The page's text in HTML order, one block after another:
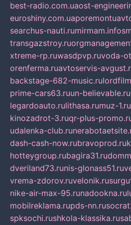
best-radio.com.uaost-
euroshiny.com.ua
searchus-nauti.rumirmam.info
transgazstroy.ru
xtreme-rp.ruwasdpvp.ruvoda-
orenferma.ruavtoservis-
backstage-682-music.ru
prime-cars63.ruun-believable.ru
legardoauto.rulithasa.rumuz-1.ru
kinozadrot-3.ruqr-plus-
udalenka-club.ru
dash-cash-now.rubravoprod.ru
hotteygroup.rubagira31.ru
dveriland73.runis-glonass51.ru
vrema-zdorov.ruvelonik.ru
nike-air-max-95.runadookna.ru
mobilreklama.rupds-nn.ru
spksochi.rushkola-klassika.ru